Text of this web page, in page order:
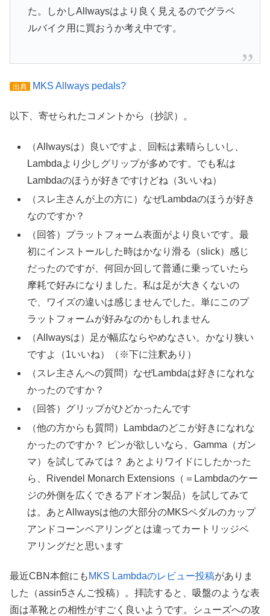
た。しかしAllwaysはより良く見えるのでグラベ
ルバイク用に買おうか考え中です。
出典 MKS Allways pedals?
以下、寄せられたコメントから（抄訳）。
（Allwaysは）良いですよ、回転は素晴らしいし、
Lambdaより少しグリップが多めです。でも私は
Lambdaのほうが好きですけどね（3いいね）
（スレ主さんが上の方に）なぜLambdaのほうが好き
なのですか？
（回答）プラットフォーム表面がより良いです。最
初にインストールした時はかなり滑る（slick）感じ
だったのですが、何回か回して普通に乗っていたら
摩耗で好みになりました。私は足が大きくないの
で、ワイズの違いは感じませんでした。単にこのプ
ラットフォームが好みなのかもしれません
（Allwaysは）足が幅広ならやめなさい。かなり狭い
ですよ（1いいね）（※下に注釈あり）
（スレ主さんへの質問）なぜLambdaは好きになれな
かったのですか？
（回答）グリップがひどかったんです
（他の方からも質問）Lambdaのどこが好きになれな
かったのですか？ ピンが欲しいなら、Gamma（ガン
マ）を試してみては？ あとよりワイドにしたかった
ら、Rivendel Monarch Extensions（＝Lambdaのケー
ジの外側を広くできるアドオン製品）を試してみて
は。あとAllwaysは他の大部分のMKSペダルのカップ
アンドコーンベアリングとは違ってカートリッジベ
アリングだと思います
最近CBN本館にも MKS Lambdaのレビュー投稿がありま
した（assin5さんご投稿）。拝読すると、吸盤のような表
面は革靴との相性がすごく良いようです。シューズへの攻